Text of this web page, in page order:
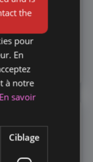
VOIR PLUS
(H/F)
the
pour
En
à notre
En savoir
Ciblage